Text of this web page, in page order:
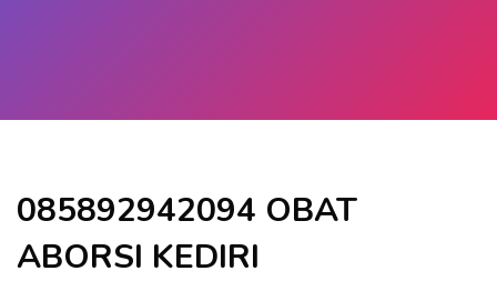
085892942094 OBAT
ABORSI KEDIRI